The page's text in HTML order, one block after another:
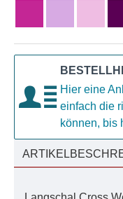
Hier eine
einfach die
können, bis